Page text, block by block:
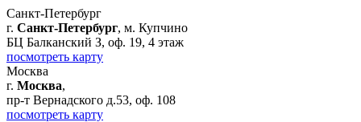
Санкт-Петербург
г. Санкт-Петербург, м. Купчино
БЦ Балканский З, оф. 19, 4 этаж
посмотреть карту
Москва
г. Москва,
пр-т Вернадского д.53, оф. 108
посмотреть карту